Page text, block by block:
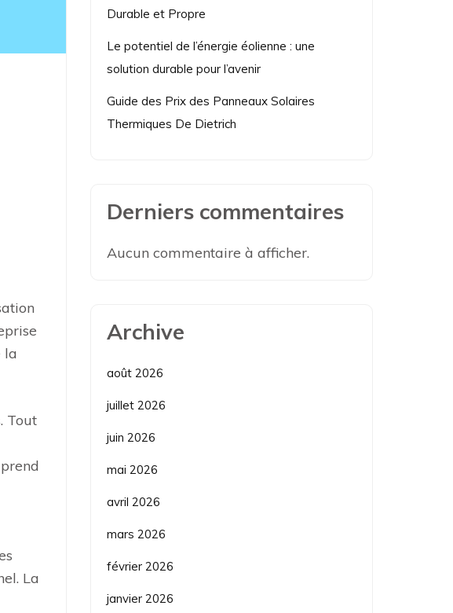
la
Tout
La
Durable et Propre
Le potentiel de l’énergie éolienne : une
solution durable pour l’avenir
Guide des Prix des Panneaux Solaires
Thermiques De Dietrich
Derniers commentaires
Aucun commentaire à afficher.
Archive
août 2026
juillet 2026
juin 2026
mai 2026
avril 2026
mars 2026
février 2026
janvier 2026